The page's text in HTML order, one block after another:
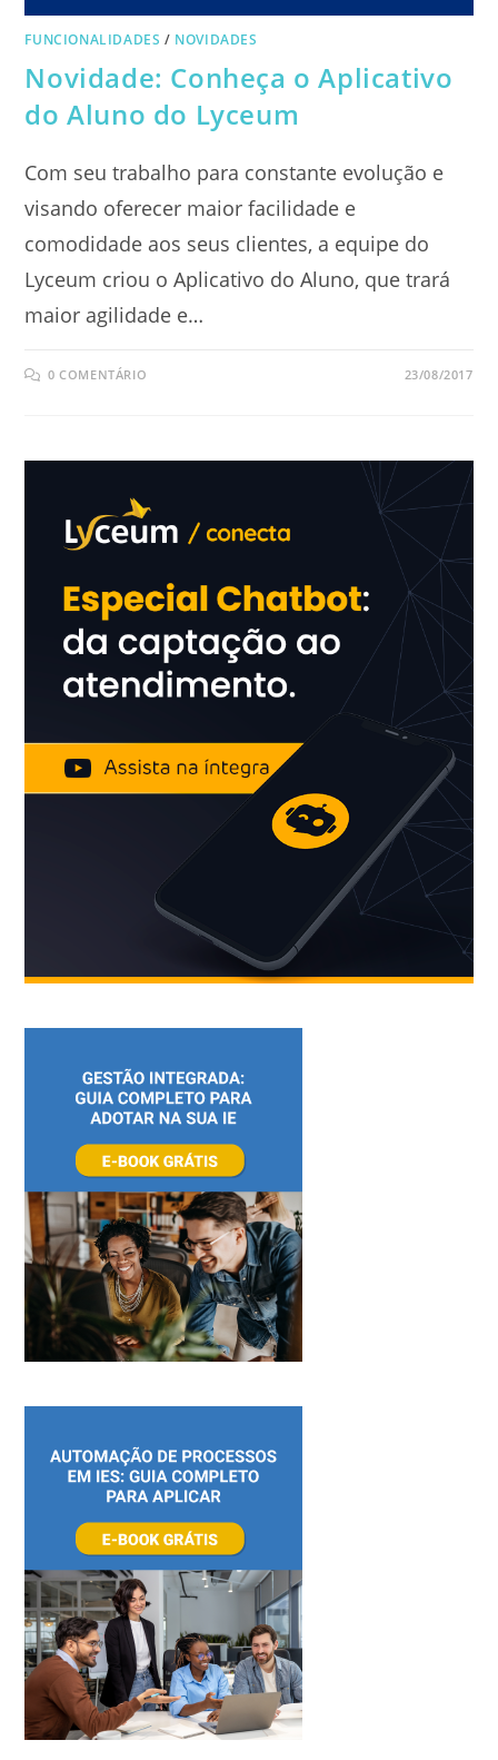
FUNCIONALIDADES / NOVIDADES
Novidade: Conheça o Aplicativo
do Aluno do Lyceum
Com seu trabalho para constante evolução e
visando oferecer maior facilidade e
comodidade aos seus clientes, a equipe do
Lyceum criou o Aplicativo do Aluno, que trará
maior agilidade e…
0 COMENTÁRIO 23/08/2017